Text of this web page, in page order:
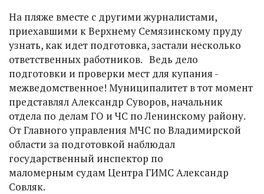
На пляже вместе с другими журналистами,
приехавшими к Верхнему Семязинскому пруду
узнать, как идет подготовка, застали несколько
ответственных работников. Ведь дело
подготовки и проверки мест для купания -
межведомственное! Муниципалитет в тот момент
представлял Александр Суворов, начальник
отдела по делам ГО и ЧС по Ленинскому району.
От Главного управления МЧС по Владимирской
области за подготовкой наблюдал
государственный инспектор по
маломерным судам Центра ГИМС Александр
Совляк.